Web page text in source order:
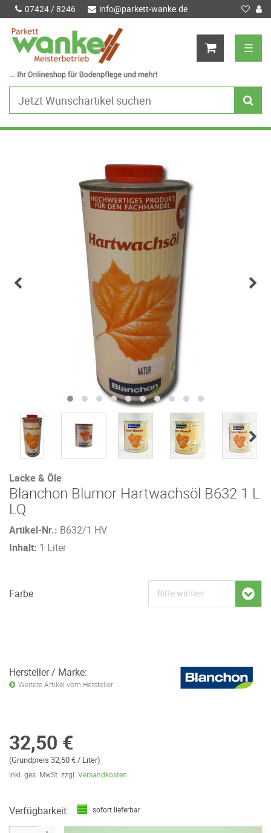
07424 / 8246 info@parkett-wanke.de
☰
Lacke & Öle
Blanchon Blumor Hartwachsöl B632 1 L
LQ
Artikel-Nr.: B632/1 HV
Inhalt: 1 Liter
Farbe
Hersteller / Marke:
Weitere Artikel vom Hersteller
32,50 €
(Grundpreis 32,50 € / Liter)
inkl. ges. MwSt. zzgl. Versandkosten
Verfügbarkeit: sofort lieferbar